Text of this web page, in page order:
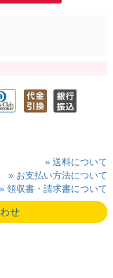
» 送料について
» お支払い方法について
» 領収書・請求書について
せ